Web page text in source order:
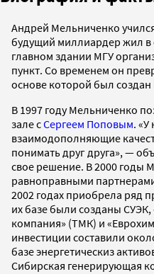
Андрей Мельниченко
будущий миллиардер жил в
главном здании МГУ
пункт. Со временем он
основе которой был
В 1997 году Мельниченко
зале сСергеем Поповым. «У
взаимодополняющие
понимать друг друга», —
свое решение. В 2000 годы
равноправными
2002 годах приобрела ряд
их базе были созданы СУЭК,
компания» (ТМК) и
инвестиции составили
базе энергетическиз
Сибирская генерирующая